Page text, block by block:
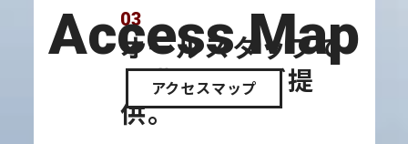
03
オールスタッフで
『満足』をご提
供。
Access Map
アクセスマップ